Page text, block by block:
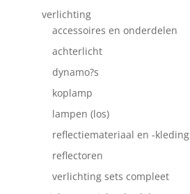
verlichting
accessoires en onderdelen
achterlicht
dynamo?s
koplamp
lampen (los)
reflectiemateriaal en -kleding
reflectoren
verlichting sets compleet